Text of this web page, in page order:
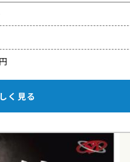
く見る